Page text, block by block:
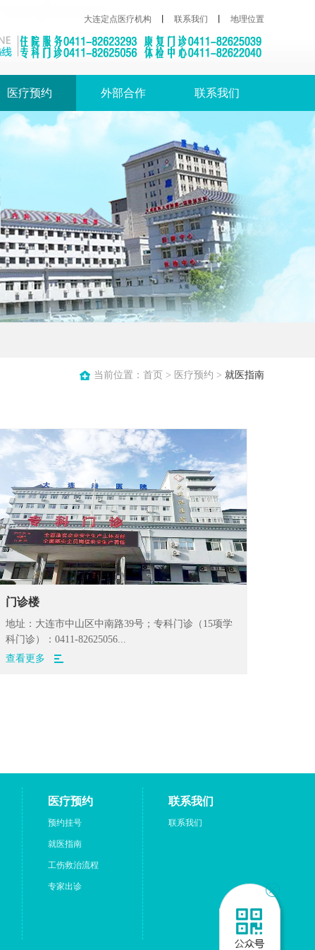
大连定点医疗机构 联系我们 地理位置
医疗预约 外部合作 联系我们
当前位置： 首页 > 医疗预约 > 就医指南
门诊楼
地址：大连市中山区中南路39号；专科门诊（15项学
科门诊）：0411-82625056...
查看更多
医疗预约
预约挂号
就医指南
工伤救治流程
专家出诊
联系我们
联系我们